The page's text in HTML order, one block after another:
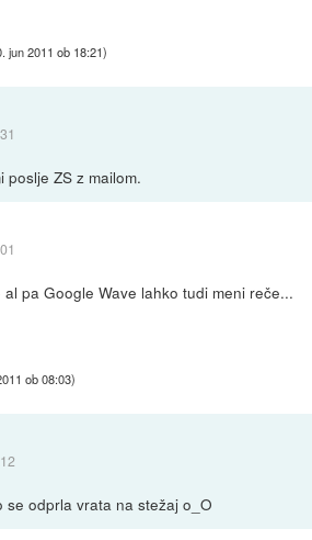
jun 2011 ob 18:21)
poslje ZS z mailom.
pa Google Wave lahko tudi meni reče...
ob 08:03)
se odprla vrata na stežaj o_O